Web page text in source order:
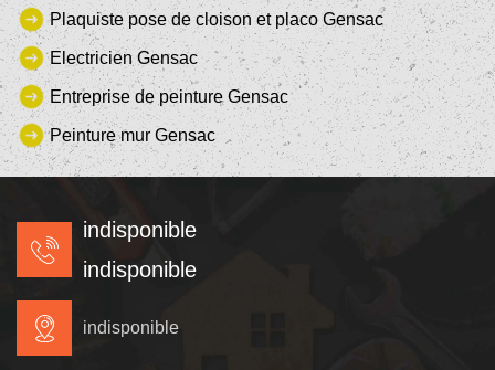
Plaquiste pose de cloison et placo Gensac
Electricien Gensac
Entreprise de peinture Gensac
Peinture mur Gensac
indisponible
indisponible
indisponible